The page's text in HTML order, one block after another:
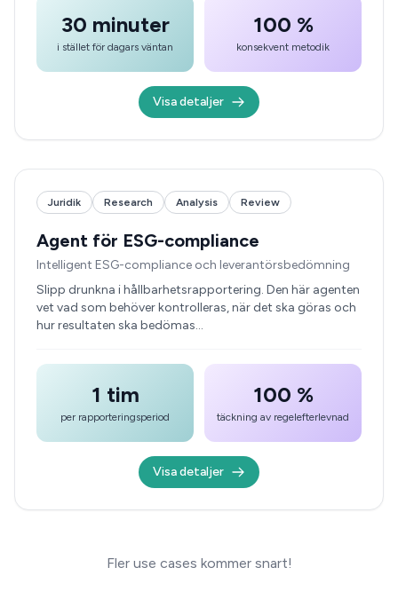
30 minuter
i stället för dagars väntan
100 %
konsekvent metodik
Visa detaljer
Juridik Research Analysis Review
Agent för ESG-compliance
Intelligent ESG-compliance och leverantörsbedömning
Slipp drunkna i hållbarhetsrapportering. Den här agenten
vet vad som behöver kontrolleras, när det ska göras och
hur resultaten ska bedömas…
1 tim
per rapporteringsperiod
100 %
täckning av regelefterlevnad
Visa detaljer
Fler use cases kommer snart!